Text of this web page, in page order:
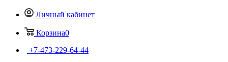
Личный кабинет
Корзина0
+7-473-229-64-44